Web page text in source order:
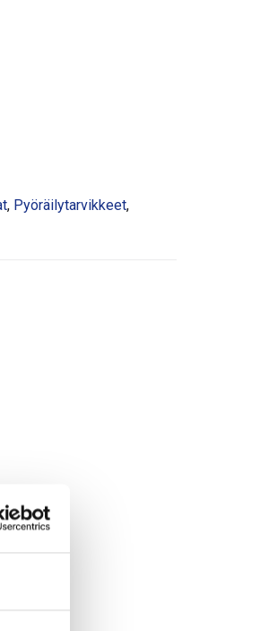
, Pyöräilytarvikkeet,